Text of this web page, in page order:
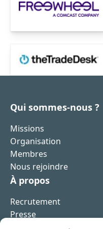
Qui sommes-nous ?
Missions
Organisation
Membres
Nous rejoindre
À propos
Recrutement
Presse